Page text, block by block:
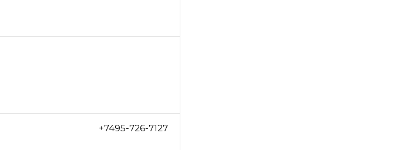
+7495-726-7127